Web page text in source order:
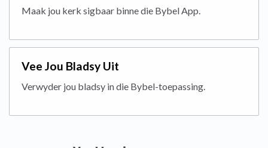
Maak jou kerk sigbaar binne die Bybel App.
Vee Jou Bladsy Uit
Verwyder jou bladsy in die Bybel-toepassing.